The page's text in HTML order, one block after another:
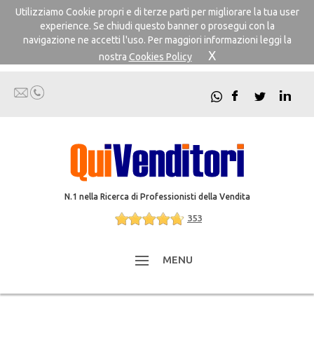
Utilizziamo Cookie propri e di terze parti per migliorare la tua user
experience. Se chiudi questo banner o prosegui con la
navigazione ne accetti l'uso. Per maggiori informazioni leggi la
nostra Cookies Policy X
N.1 nella Ricerca di Professionisti della Vendita
353
MENU